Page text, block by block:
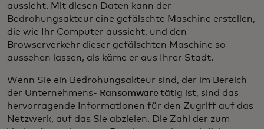
aussieht. Mit diesen Daten kann der
Bedrohungsakteur eine gefälschte Maschine erstellen,
die wie Ihr Computer aussieht, und den
Browserverkehr dieser gefälschten Maschine so
aussehen lassen, als käme er aus Ihrer Stadt.
Wenn Sie ein Bedrohungsakteur sind, der im Bereich
der Unternehmens- Ransomware tätig ist, sind das
hervorragende Informationen für den Zugriff auf das
Netzwerk, auf das Sie abzielen. Die Zahl der zum